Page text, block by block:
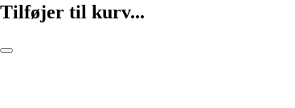
Tilføjer til kurv...